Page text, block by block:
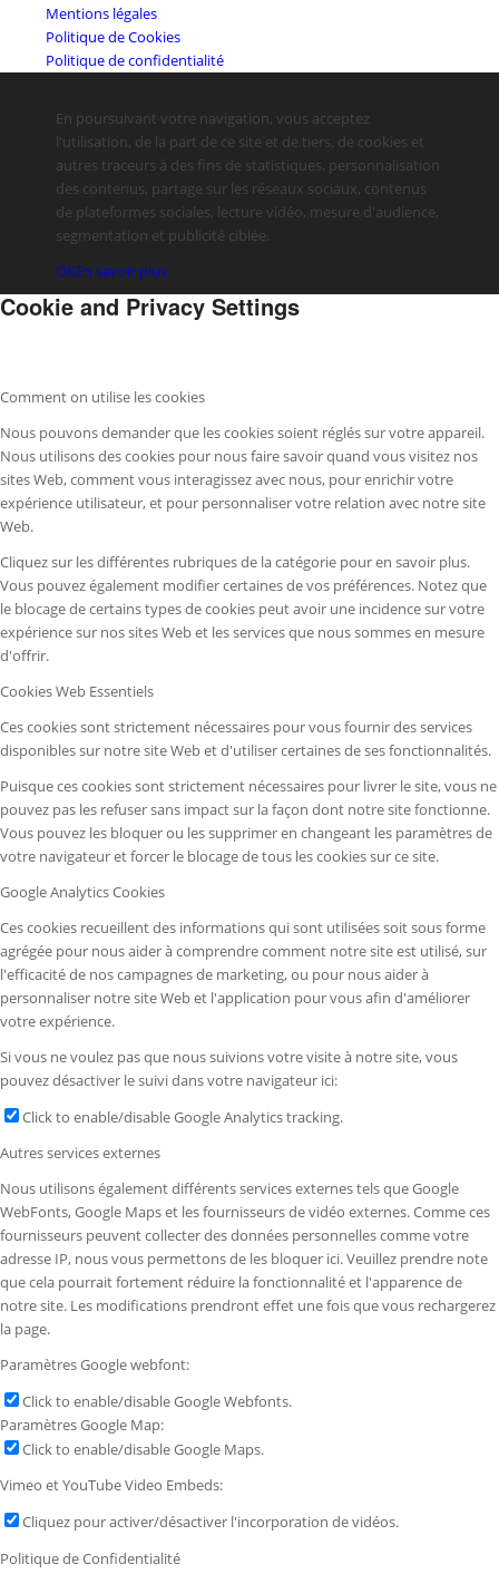
Mentions légales
Politique de Cookies
Politique de confidentialité
En poursuivant votre navigation, vous acceptez
l'utilisation, de la part de ce site et de tiers, de cookies et
autres traceurs à des fins de statistiques, personnalisation
des contenus, partage sur les réseaux sociaux, contenus
de plateformes sociales, lecture vidéo, mesure d'audience,
segmentation et publicité ciblée.
OKEn savoir plus
Cookie and Privacy Settings
Comment on utilise les cookies
Nous pouvons demander que les cookies soient réglés sur votre appareil.
Nous utilisons des cookies pour nous faire savoir quand vous visitez nos
sites Web, comment vous interagissez avec nous, pour enrichir votre
expérience utilisateur, et pour personnaliser votre relation avec notre site
Web.
Cliquez sur les différentes rubriques de la catégorie pour en savoir plus.
Vous pouvez également modifier certaines de vos préférences. Notez que
le blocage de certains types de cookies peut avoir une incidence sur votre
expérience sur nos sites Web et les services que nous sommes en mesure
d'offrir.
Cookies Web Essentiels
Ces cookies sont strictement nécessaires pour vous fournir des services
disponibles sur notre site Web et d'utiliser certaines de ses fonctionnalités.
Puisque ces cookies sont strictement nécessaires pour livrer le site, vous ne
pouvez pas les refuser sans impact sur la façon dont notre site fonctionne.
Vous pouvez les bloquer ou les supprimer en changeant les paramètres de
votre navigateur et forcer le blocage de tous les cookies sur ce site.
Google Analytics Cookies
Ces cookies recueillent des informations qui sont utilisées soit sous forme
agrégée pour nous aider à comprendre comment notre site est utilisé, sur
l'efficacité de nos campagnes de marketing, ou pour nous aider à
personnaliser notre site Web et l'application pour vous afin d'améliorer
votre expérience.
Si vous ne voulez pas que nous suivions votre visite à notre site, vous
pouvez désactiver le suivi dans votre navigateur ici:
Click to enable/disable Google Analytics tracking.
Autres services externes
Nous utilisons également différents services externes tels que Google
WebFonts, Google Maps et les fournisseurs de vidéo externes. Comme ces
fournisseurs peuvent collecter des données personnelles comme votre
adresse IP, nous vous permettons de les bloquer ici. Veuillez prendre note
que cela pourrait fortement réduire la fonctionnalité et l'apparence de
notre site. Les modifications prendront effet une fois que vous rechargerez
la page.
Paramètres Google webfont:
Click to enable/disable Google Webfonts.
Paramètres Google Map:
Click to enable/disable Google Maps.
Vimeo et YouTube Video Embeds:
Cliquez pour activer/désactiver l'incorporation de vidéos.
Politique de Confidentialité